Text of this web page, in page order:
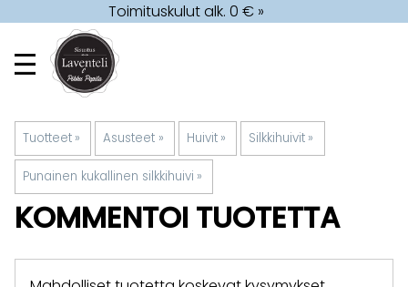
Toimituskulut alk. 0 € »
Tuotteet ‪» Asusteet ‪» Huivit ‪» Silkkihuivit ‪»
Punainen kukallinen silkkihuivi ‪»
KOMMENTOI TUOTETTA